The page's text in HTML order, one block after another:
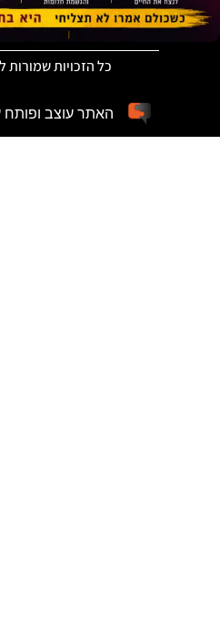
כל הזכויות שמורות לקים
האתר עוצב ופותח על